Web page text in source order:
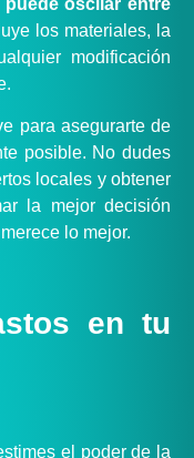
oscilar entre
los materiales, la
modificación
para asegurarte de
posible. No dudes
locales y obtener
la mejor decisión
lo mejor.
en tu
el poder de la